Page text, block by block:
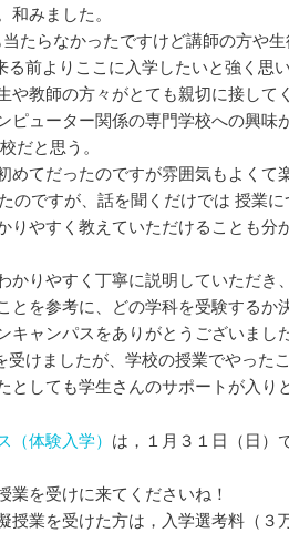
みました。
たらなかったですけど講師の方や
前よりここに入学したいと強く思
や教師の方々がとても親切に接して
ピューター関係の専門学校への興味
だと思う。
めてだったのですが雰囲気もよく
のですが、話を聞くだけでは 授業
りやすく教えていただけることも分
かりやすく丁寧に説明していただ
とを参考に、どの学科を受験するか
キャンパスをありがとうございました
受けましたが、学校の授業でやった
としても学生さんのサポートが入り
（体験入学） は，１月３１日（日）
業を受けに来てくださいね！
授業を受けた方は，入学選考料（３